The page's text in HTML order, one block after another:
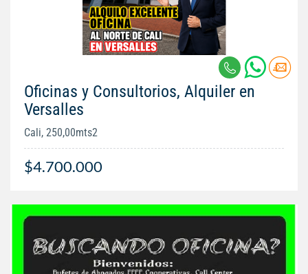
Oficinas y Consultorios, Alquiler en
Versalles
Cali, 250,00mts2
$4.700.000